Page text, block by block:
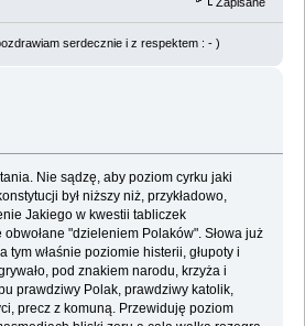
serdecznie i z respektem : - )
Nie sądzę, aby poziom cyrku jaki
był niższy niż, przykładowo,
Jakiego w kwestii tabliczek
"dzieleniem Polaków". Słowa już
tym właśnie poziomie histerii, głupoty i
pod znakiem narodu, krzyża i
prawdziwy Polak, prawdziwy katolik,
precz z komuną. Przewiduję poziom